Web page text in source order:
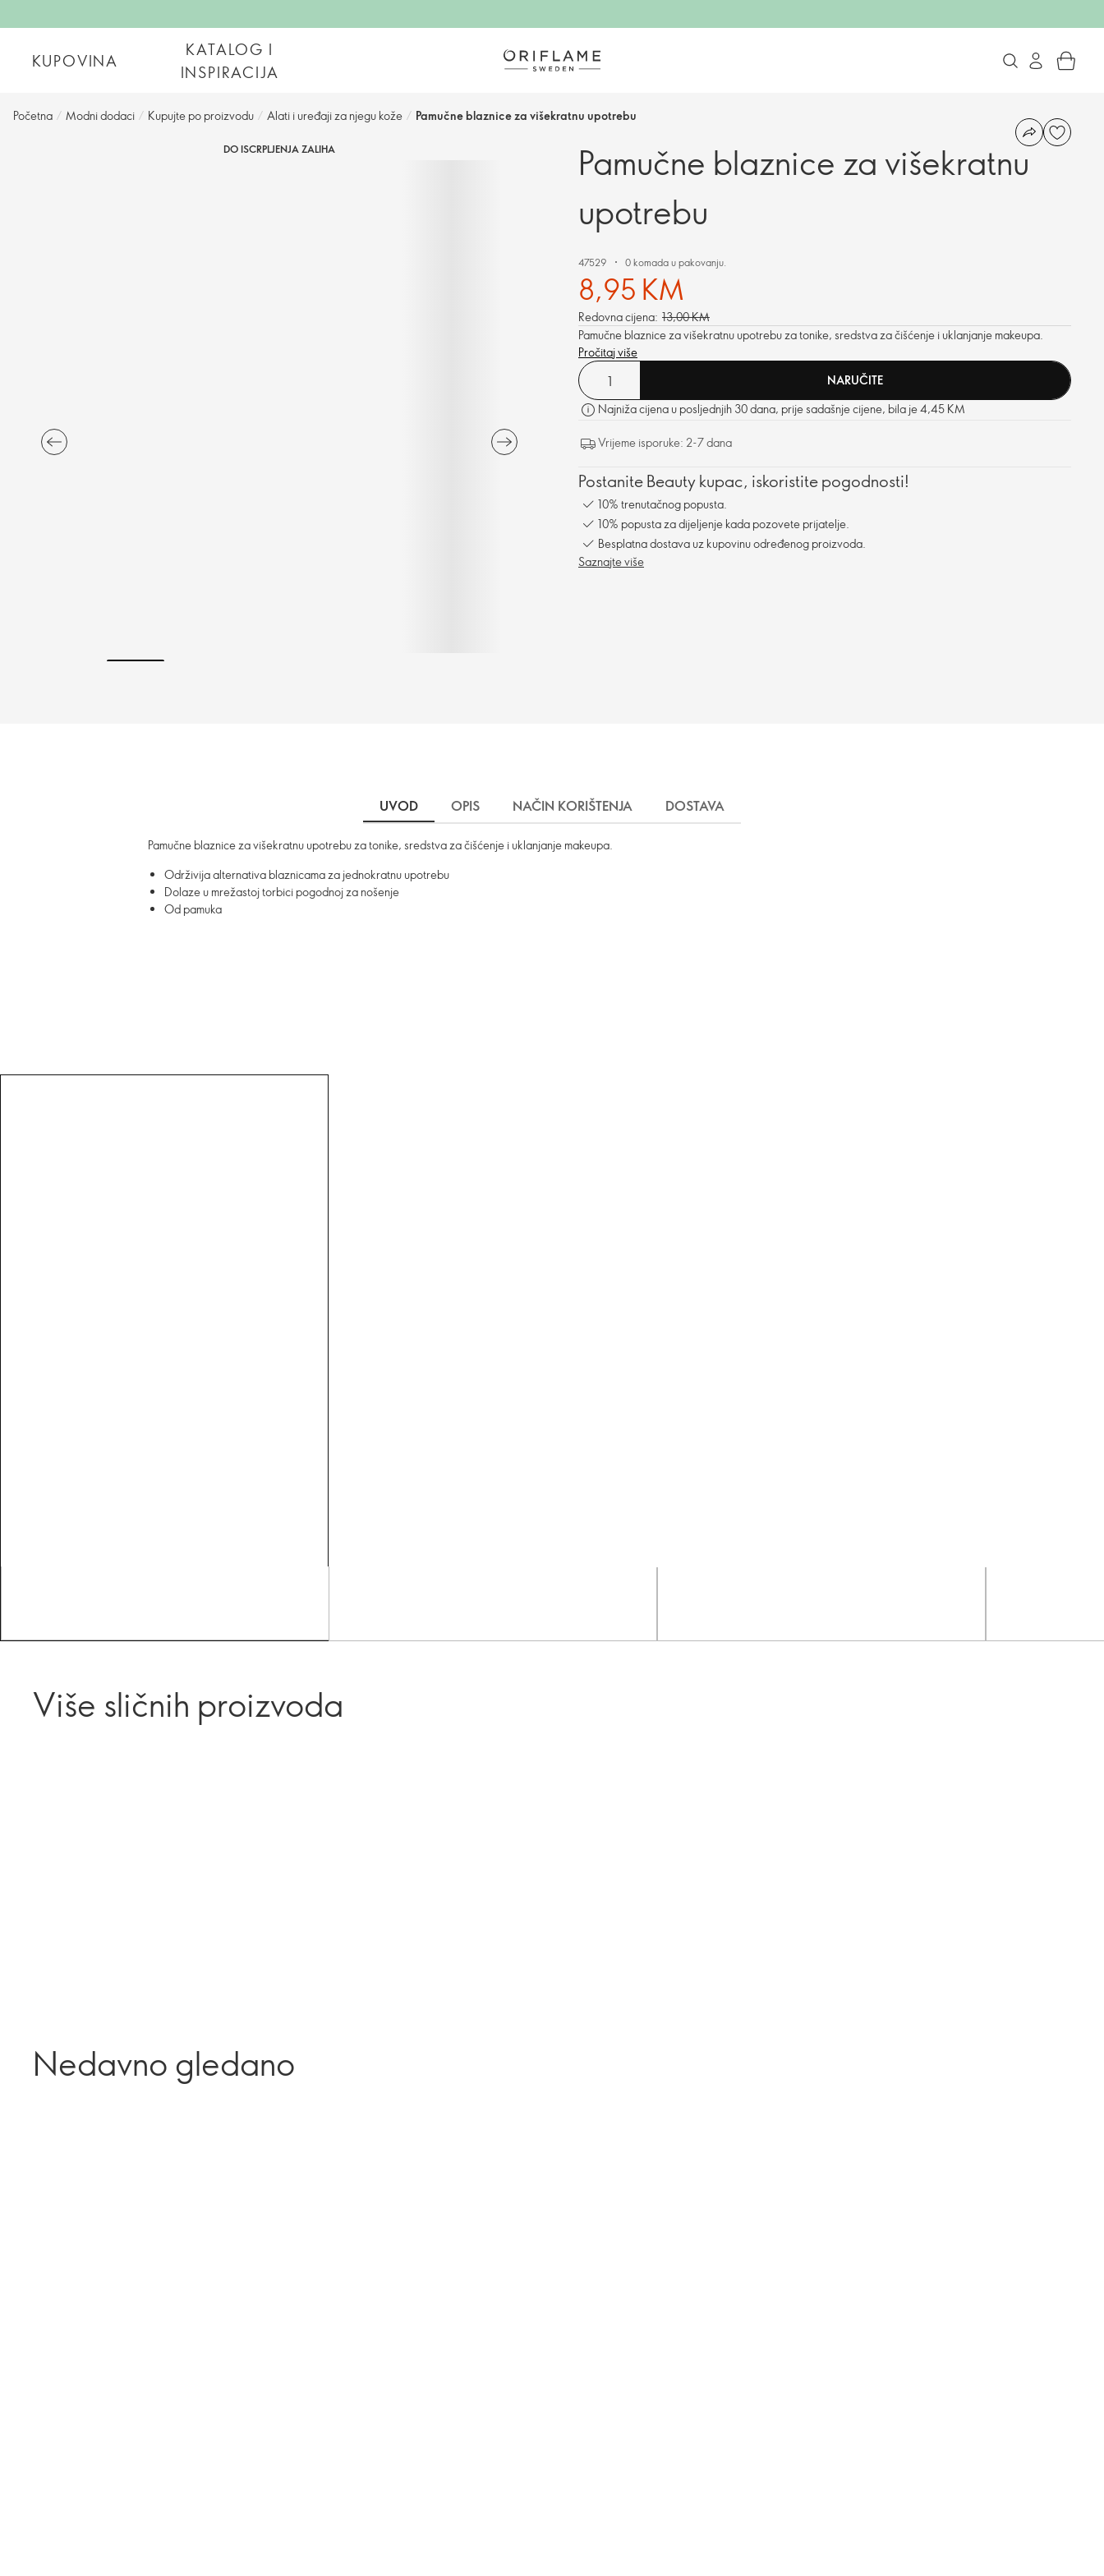
KUPOVINA
KATALOG I
INSPIRACIJA
Početna / Modni dodaci / Kupujte po proizvodu / Alati i uređaji za njegu kože / Pamučne blaznice za višekratnu upotrebu
DO ISCRPLJENJA ZALIHA
Pamučne blaznice za višekratnu
upotrebu
47529 0 komada u pakovanju.
8,95 KM
Redovna cijena: 13,00 KM
Pamučne blaznice za višekratnu upotrebu za tonike, sredstva za čišćenje i uklanjanje makeupa.
Pročitaj više
NARUČITE
Najniža cijena u posljednjih 30 dana, prije sadašnje cijene, bila je 4,45 KM
Vrijeme isporuke: 2-7 dana
Postanite Beauty kupac, iskoristite pogodnosti!
10% trenutačnog popusta.
10% popusta za dijeljenje kada pozovete prijatelje.
Besplatna dostava uz kupovinu određenog proizvoda.
Saznajte više
UVOD OPIS NAČIN KORIŠTENJA DOSTAVA
Pamučne blaznice za višekratnu upotrebu za tonike, sredstva za čišćenje i uklanjanje makeupa.
Održivija alternativa blaznicama za jednokratnu upotrebu
Dolaze u mrežastoj torbici pogodnoj za nošenje
Od pamuka
Više sličnih proizvoda
Nedavno gledano